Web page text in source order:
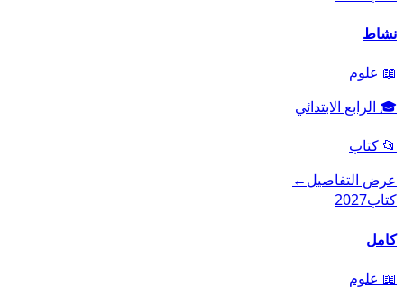
نشاط
📖 علوم
🎓 الرابع الابتدائي
📂 كتاب
عرض التفاصيل←
كتاب2027
كامل
📖 علوم